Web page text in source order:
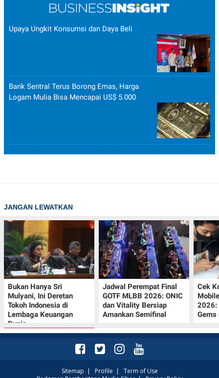
Upaya Ungkit Konsumsi dan Daya Beli
Bank Sentral Terus Borong Emas, Harga
Logam Mulia Bisa Mencapai US$ 5.000
JANGAN LEWATKAN
Bukan Hanya Sri
Mulyani, Ini Deretan
Tokoh Indonesia di
Lembaga Keuangan
Dunia
Jadwal Perempat Final
GOTF MLBB 2026: ONIC
dan Vitality Bersiap
Amankan Semifinal
Cek
2026:
Gems
Sitemap | Profile | Term of Use